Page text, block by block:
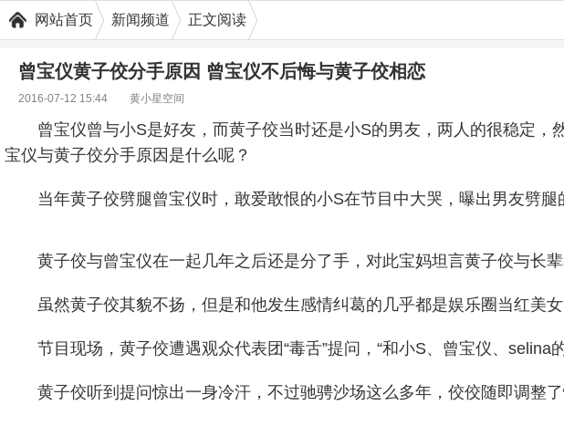
网站首页 新闻频道 正文阅读
曾宝仪黄子佼分手原因 曾宝仪不后悔与黄子佼相恋
2016-07-12 15:44 黄小星空间
曾宝仪曾与小S是好友，而黄子佼当时还是小S的男友，两人的很稳定
宝仪与黄子佼分手原因是什么呢？
当年黄子佼劈腿曾宝仪时，敢爱敢恨的小S在节目中大哭，曝出男友劈腿
黄子佼与曾宝仪在一起几年之后还是分了手，对此宝妈坦言黄子佼与长辈
虽然黄子佼其貌不扬，但是和他发生感情纠葛的几乎都是娱乐圈当红美
节目现场，黄子佼遭遇观众代表团“毒舌”提问，“和小S、曾宝仪、selina
黄子佼听到提问惊出一身冷汗，不过驰骋沙场这么多年，佼佼随即调整